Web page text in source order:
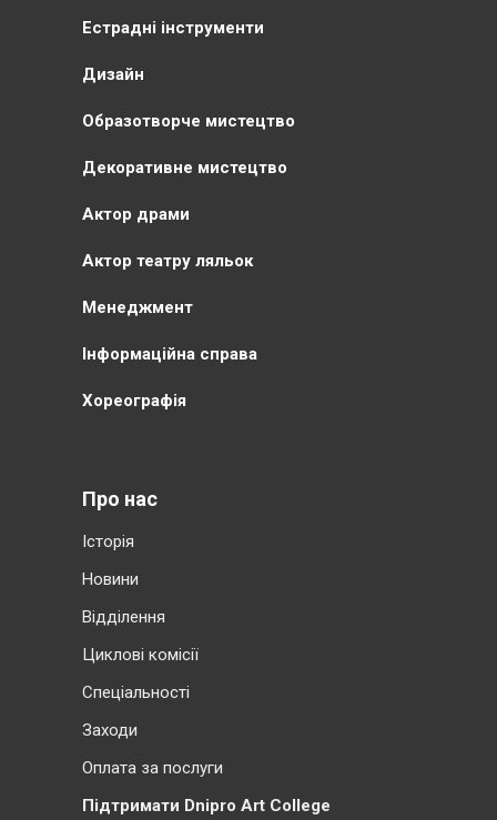
Естрадні інструменти
Дизайн
Образотворче мистецтво
Декоративне мистецтво
Актор драми
Актор театру ляльок
Менеджмент
Інформаційна справа
Хореографія
Про нас
Історія
Новини
Відділення
Циклові комісії
Cпеціальності
Заходи
Оплата за послуги
Підтримати Dnipro Art College